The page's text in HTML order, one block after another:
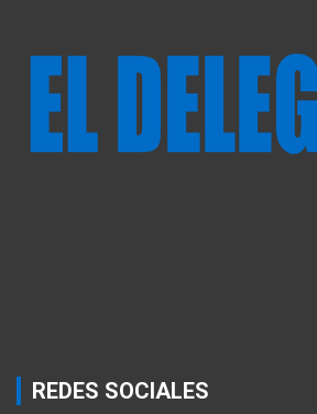
REDES SOCIALES